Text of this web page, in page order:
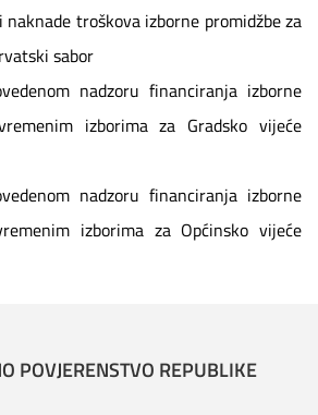
troškova izborne promidžbe za
sabor
nadzoru financiranja izborne
izborima za Gradsko vijeće
nadzoru financiranja izborne
izborima za Općinsko vijeće
POVJERENSTVO REPUBLIKE